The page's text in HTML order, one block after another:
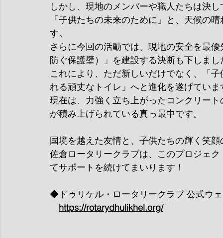
しかし、現地のメンバーや職人たちは決
「子供たちの未来のために」と、天候の
す。
さらに今回の活動では、現地の安全を最
防ぐ保護壁）」を建設する決断も下しまし
これにより、ただ新しいだけでなく、「
れる頑丈なトイレ」へと進化を遂げていま
現在は、力強く立ち上がったコンクリー
が積み上げられている真っ最中です。
国境を越えた友情と、子供たちの輝く笑
佐倉ロータリークラブは、このプロジェ
てサポートを続けてまいります！
◆ドゥリケル・ロータリークラブ 公式ウ
https://rotarydhulikhel.org/